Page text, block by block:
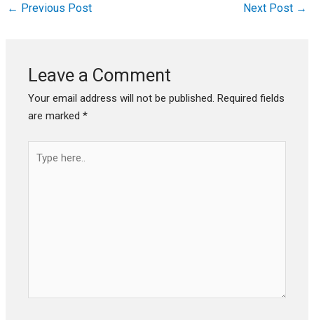
← Previous Post Next Post →
Leave a Comment
Your email address will not be published. Required fields
are marked*
here..